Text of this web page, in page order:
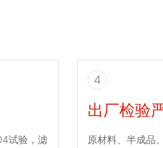
试验，滤
4
出厂检验
原材料、半成品